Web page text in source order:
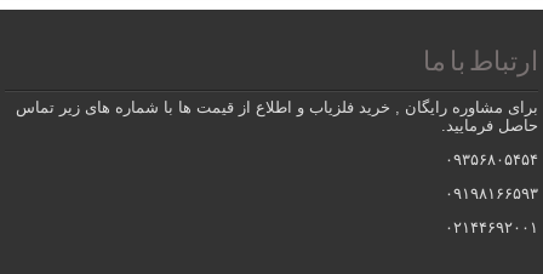
ارتباط با ما
برای مشاوره رایگان , خرید فلزیاب و اطلاع از قیمت ها با شماره های زیر تماس
حاصل فرمایید.
۰۹۳۵۶۸۰۵۴۵۴
۰۹۱۹۸۱۶۶۵۹۳
۰۲۱۴۴۶۹۲۰۰۱